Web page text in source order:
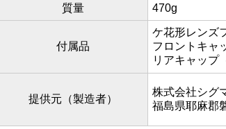
質量 470g
付属品
ケ花形レンズ
フロントキャ
リアキャップ
提供元（製造者）
株式会社シグ
福島県耶麻郡